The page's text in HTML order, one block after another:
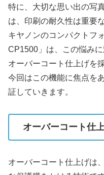
特に、大切な思い出の写
は、印刷の耐久性は重要
キヤノンのコンパクトフ
CP1500」は、この悩み
オーバーコート仕上げを
今回はこの機能に焦点を
証していきます。
オーバーコート仕
オーバーコート仕上げは